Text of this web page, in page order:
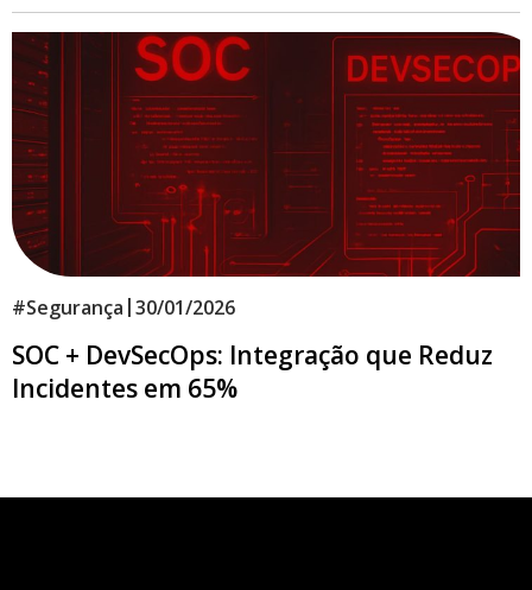
#Segurança |30/01/2026
SOC + DevSecOps: Integração que Reduz
Incidentes em 65%